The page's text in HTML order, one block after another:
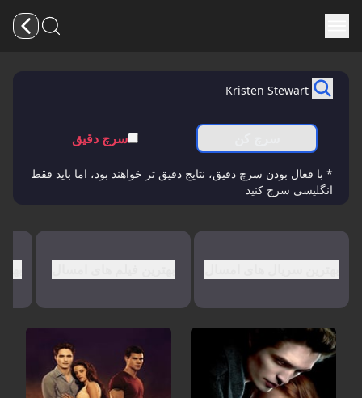
سرچ دقیق
* با فعال بودن سرچ دقیق، نتایج دقیق تر خواهند بود، اما باید فقط
انگلیسی سرچ کنید